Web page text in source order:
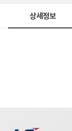
상세정보